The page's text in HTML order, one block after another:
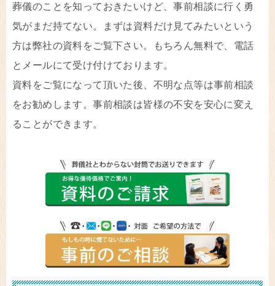
葬儀のことを知っておきたいけど、事前相談に行く勇
気がまだ持てない。まずは資料だけ見てみたいという
方は弊社の資料をご覧下さい。もちろん無料で、電話
とメールにて受け付けております。
資料をご覧になって頂いた後、不明な点等は事前相談
をお勧めします。事前相談は皆様の不安を安心に変え
ることができます。